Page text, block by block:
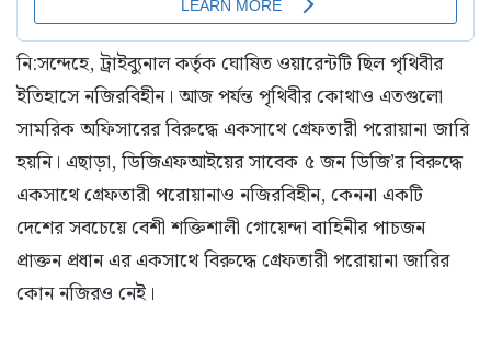
নি:সন্দেহে, ট্রাইব্যুনাল কর্তৃক ঘোষিত ওয়ারেন্টটি ছিল পৃথিবীর
ইতিহাসে নজিরবিহীন। আজ পর্যন্ত পৃথিবীর কোথাও এতগুলো
সামরিক অফিসারের বিরুদ্ধে একসাথে গ্রেফতারী পরোয়ানা জারি
হয়নি। এছাড়া, ডিজিএফআইয়ের সাবেক ৫ জন ডিজি’র বিরুদ্ধে
একসাথে গ্রেফতারী পরোয়ানাও নজিরবিহীন, কেননা একটি
দেশের সবচেয়ে বেশী শক্তিশালী গোয়েন্দা বাহিনীর পাচজন
প্রাক্তন প্রধান এর একসাথে বিরুদ্ধে গ্রেফতারী পরোয়ানা জারির
কোন নজিরও নেই।